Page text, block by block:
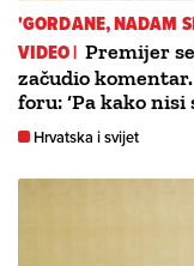
'GORDANE, NADAM
VIDEO | Premijer
začudio
foru: ‘Pa kako nisi
Hrvatska i svijet